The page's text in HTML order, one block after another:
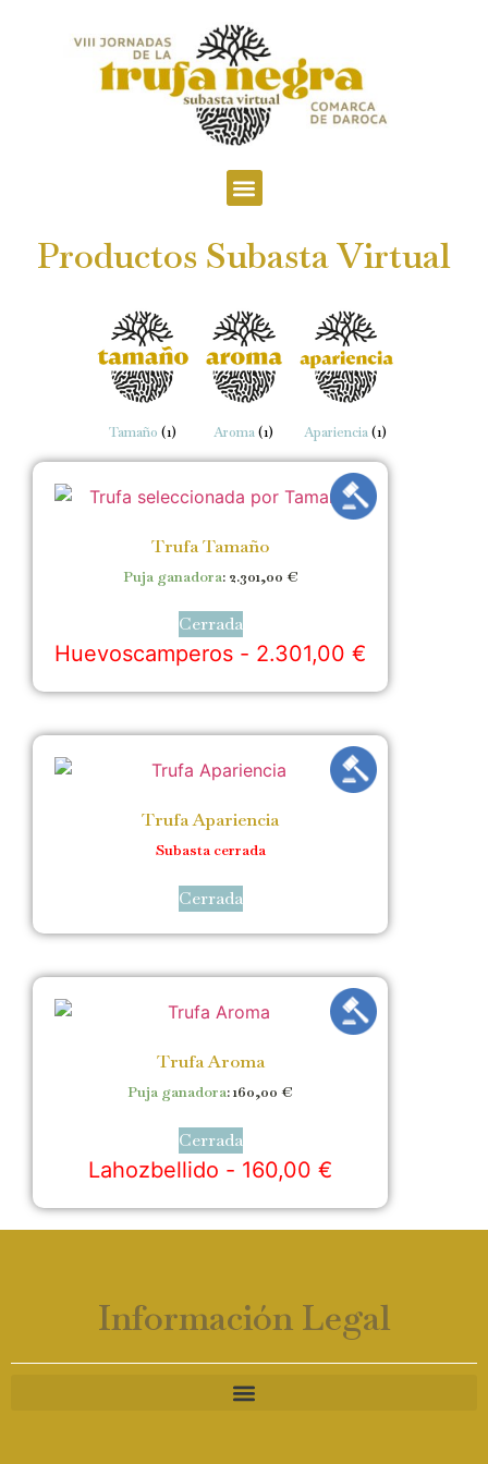
Productos Subasta Virtual
Tamaño (1) Aroma(1) Apariencia(1)
Trufa Tamaño
Puja ganadora: 2.301,00 €
Cerrada
Huevoscamperos - 2.301,00 €
Trufa Apariencia
Subasta cerrada
Cerrada
Trufa Aroma
Puja ganadora:160,00 €
Cerrada
Lahozbellido - 160,00 €
Información Legal